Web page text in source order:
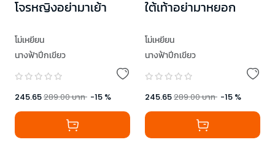
โจรหญิงอย่ามาเย้า
โม่เหยียน
นางฟ้าปีกเขียว
245.65289.00บาท -15 %
ใต้เท้าอย่ามาหยอก
โม่เหยียน
นางฟ้าปีกเขียว
245.65289.00บาท -15 %